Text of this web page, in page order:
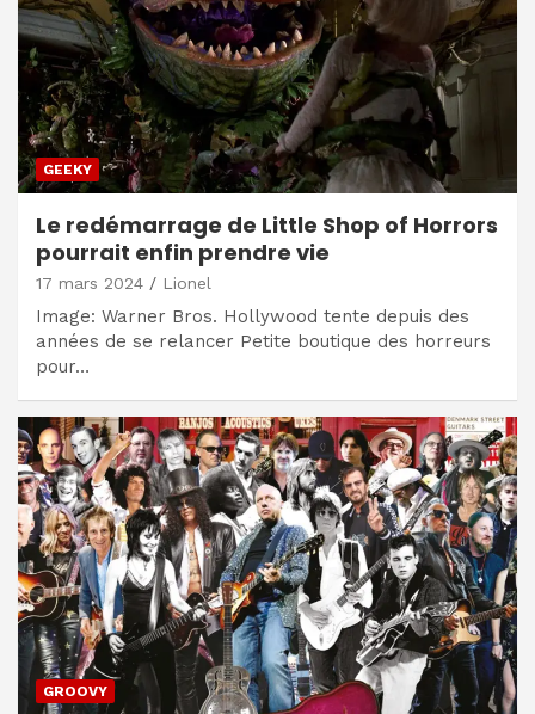
GEEKY
Le redémarrage de Little Shop of Horrors
pourrait enfin prendre vie
17 mars 2024 Lionel
Image: Warner Bros. Hollywood tente depuis des
années de se relancer Petite boutique des horreurs
pour…
GROOVY